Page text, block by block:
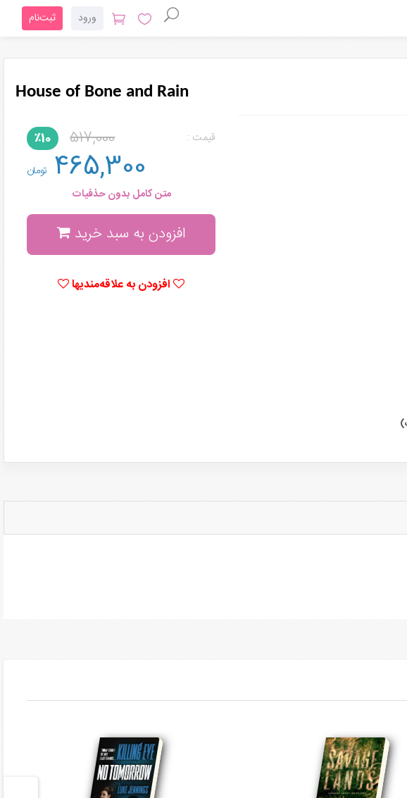
ورود ثبت‌نام
House of Bone and Rain
قیمت : 517,000 ٪10
465,300 تومان
متن کامل بدون حذفیات
افزودن به سبد خرید
افزودن به علاقه‌مندیها